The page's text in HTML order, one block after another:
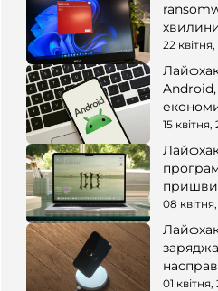
22
Android,
15 квітня,
08
01